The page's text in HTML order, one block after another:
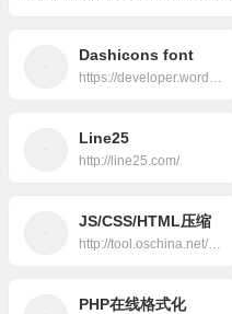
Dashicons font
Line25
http://line25.com/
JS/CSS/HTML压缩
http://tool.oschina.net/jscompress
PHP在线格式化